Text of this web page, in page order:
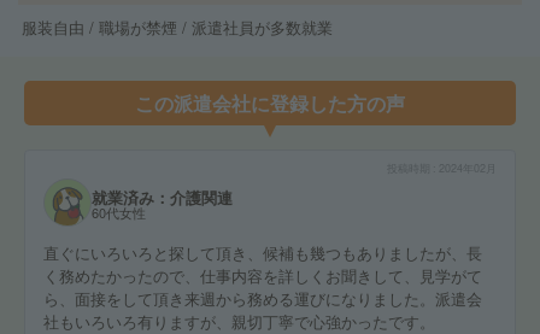
服装自由 / 職場が禁煙 / 派遣社員が多数就業
この派遣会社に登録した方の声
2024年02月
就業済み：介護関連
60代女性
直ぐにいろいろと探して頂き、候補も幾つもありましたが、長
く務めたかったので、仕事内容を詳しくお聞きして、見学がて
ら、面接をして頂き来週から務める運びになりました。派遣会
社もいろいろ有りますが、親切丁寧で心強かったです。